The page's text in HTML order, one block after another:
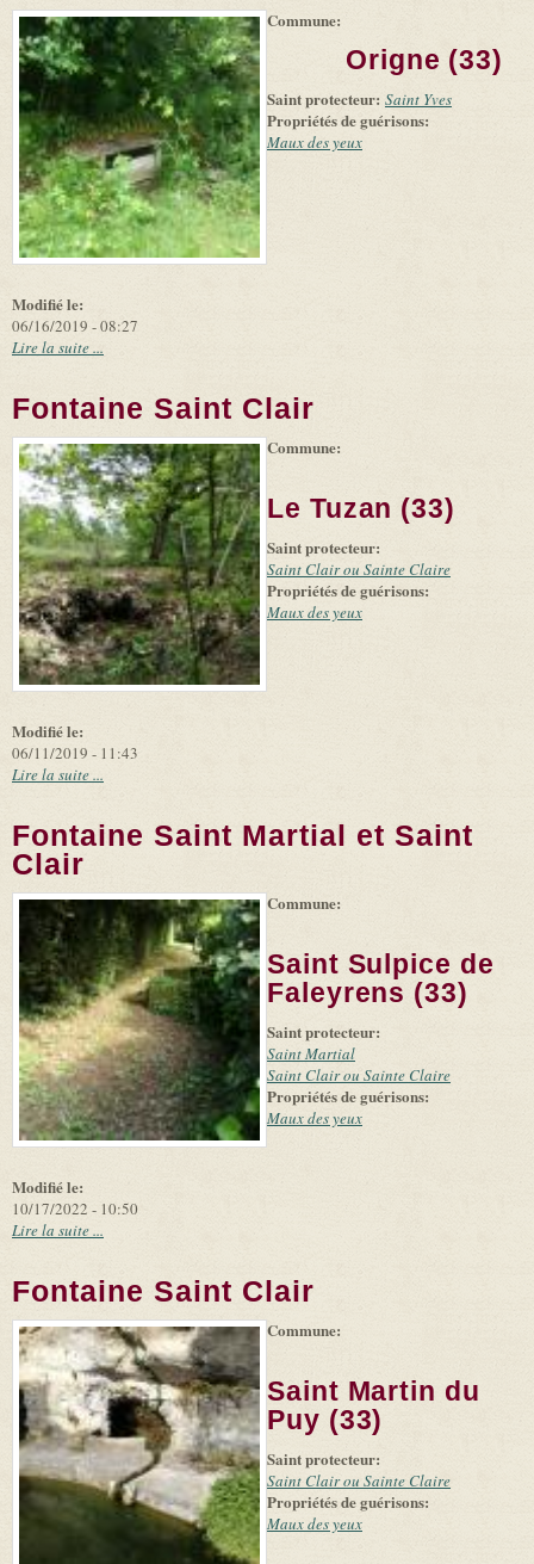
Leaflet (link is
|
Tiles
(link is
external)
©
Microsoft
and
suppliers
Modifié le:
06/16/2019 - 08:27
Commune:
Origne (33)
Saint protecteur: Saint Yves
Propriétés de guérisons:
Maux des yeux
Lire la suite ...
Fontaine Saint Clair
-
Leaflet (link is
|
Tiles
(link is
external)
©
Microsoft
and
suppliers
Modifié le:
06/11/2019 - 11:43
Commune:
Le Tuzan (33)
Saint protecteur:
Saint Clair ou Sainte Claire
Propriétés de guérisons:
Maux des yeux
Lire la suite ...
Fontaine Saint Martial et Saint
Clair
-
Leaflet (link is
|
Tiles
(link is
external)
©
Microsoft
and
suppliers
Modifié le:
10/17/2022 - 10:50
Commune:
Saint Sulpice de
Faleyrens (33)
Saint protecteur:
Saint Martial
Saint Clair ou Sainte Claire
Propriétés de guérisons:
Maux des yeux
Lire la suite ...
Fontaine Saint Clair
-
Leaflet (link is
|
Tiles
(link is
external)
©
Microsoft
and
suppliers
Commune:
Saint Martin du
Puy (33)
Saint protecteur:
Saint Clair ou Sainte Claire
Propriétés de guérisons:
Maux des yeux